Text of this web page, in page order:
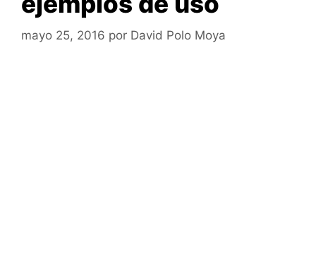
mayo 25, 2016 por David Polo Moya